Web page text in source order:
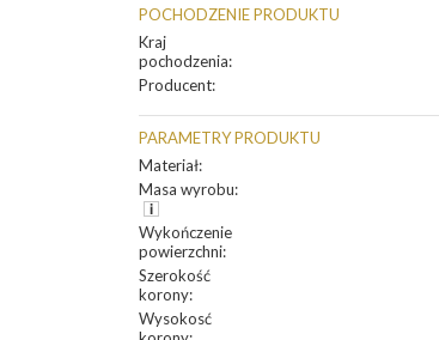
POCHODZENIE PRODUKTU
Kraj
pochodzenia:
Producent:
PARAMETRY PRODUKTU
Materiał:
Masa wyrobu:
Wykończenie
powierzchni:
Szerokość
korony:
Wysokosć